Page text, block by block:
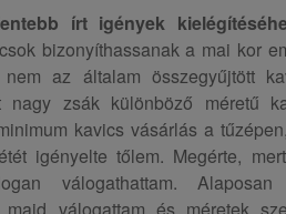
írt igények
bizonyíthassanak a mai kor
az általam összegyűjtött
nagy zsák különböző méretű
kavics vásárlás a
igényelte tőlem. Megérte,
válogathattam. Alaposan